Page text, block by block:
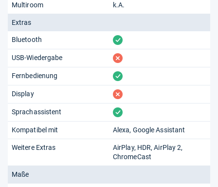
Multiroom k.A.
Extras
Bluetooth vorhanden
USB-Wiedergabe fehlt
Fernbedienung vorhanden
Display fehlt
Sprachassistent vorhanden
Kompatibel mit Alexa Google Assistant
Weitere Extras AirPlay HDR AirPlay 2
ChromeCast
Maße